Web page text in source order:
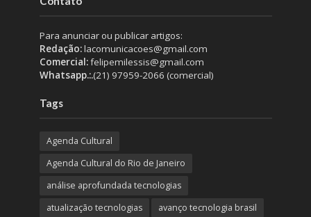
Para anunciar ou publicar artigos:
Redação:lacomunicacoes@gmail.com
Comercial:felipemilessis@gmail.com
Whatsapp.:.(21) 97959-2066 (comercial)
Tags
Agenda Cultural
Agenda Cultural do Rio de Janeiro
análise aprofundada tecnologias
atualização tecnologias
avanço tecnologia brasil